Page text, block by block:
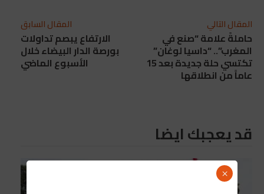
المقال السابق
الارتفاع يبصم تداولات
بورصة الدار البيضاء خلال
الأسبوع الماضي
المقال التالي
حاملةً علامة “صنع في
المغرب”.. “داسيا لوغان”
تكتسي حلة جديدة بعد 15
عاماً من انطلاقها
قد يعجبك ايضا
×